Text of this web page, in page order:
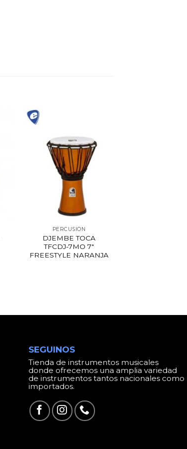
PERCUSIÓN
DJEMBE TOCA
TFCDJ-7MO 7″
FREESTYLE NARANJA
SEGUINOS
Tienda de instrumentos musicales
donde ofrecemos una amplia variedad
de instrumentos tantos nacionales como
importados.